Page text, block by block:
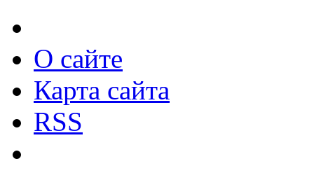
О сайте
Карта сайта
RSS